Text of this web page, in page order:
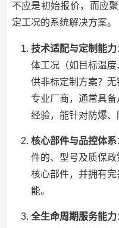
不应是初始报价，而应
定工况的系统解决方案。
技术适配与定制能力
体工况（如目标温
供非标定制方案？
专业厂商，通常具
经验，能针对防爆、
核心部件与品控体系
件的、型号及质保
核心部件，并拥有
能。
全生命周期服务能力